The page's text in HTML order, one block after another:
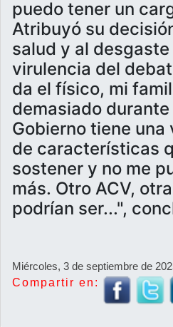
puedo tener un
Atribuyó su
salud y al
virulencia del
da el físico, mi
demasiado
Gobierno tiene
de características
sostener y no me
más. Otro ACV,
podrían ser...",
Miércoles, 3 de septiembre de
Compartir en: